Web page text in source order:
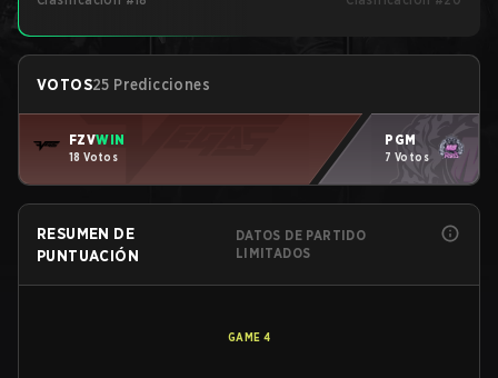
VOTOS25 Predicciones
FZVWIN
18 Votos
PGM
7 Votos
RESUMEN DE
PUNTUACIÓN
DATOS DE PARTIDO
LIMITADOS
GAME 4